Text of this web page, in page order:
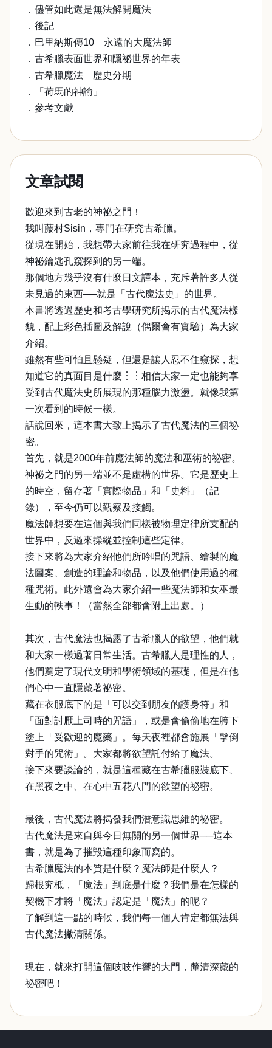
．儘管如此還是無法解開魔法
．後記
．巴里納斯傳10 永遠的大魔法師
．古希臘表面世界和隱祕世界的年表
．古希臘魔法 歷史分期
．「荷馬的神諭」
．參考文獻
文章試閱
歡迎來到古老的神祕之門！
我叫藤村Sisin，專門在研究古希臘。
從現在開始，我想帶大家前往我在研究過程中，從
神祕鑰匙孔窺探到的另一端。
那個地方幾乎沒有什麼日文譯本，充斥著許多人從
未見過的東西──就是「古代魔法史」的世界。
本書將透過歷史和考古學研究所揭示的古代魔法樣
貌，配上彩色插圖及解說（偶爾會有實驗）為大家
介紹。
雖然有些可怕且懸疑，但還是讓人忍不住窺探，想
知道它的真面目是什麼︙︙相信大家一定也能夠享
受到古代魔法史所展現的那種腦力激盪。就像我第
一次看到的時候一樣。
話說回來，這本書大致上揭示了古代魔法的三個祕
密。
首先，就是2000年前魔法師的魔法和巫術的祕密。
神祕之門的另一端並不是虛構的世界。它是歷史上
的時空，留存著「實際物品」和「史料」（記
錄），至今仍可以觀察及接觸。
魔法師想要在這個與我們同樣被物理定律所支配的
世界中，反過來操縱並控制這些定律。
接下來將為大家介紹他們所吟唱的咒語、繪製的魔
法圖案、創造的理論和物品，以及他們使用過的種
種咒術。此外還會為大家介紹一些魔法師和女巫最
生動的軼事！（當然全部都會附上出處。）
其次，古代魔法也揭露了古希臘人的欲望，他們就
和大家一樣過著日常生活。古希臘人是理性的人，
他們奠定了現代文明和學術領域的基礎，但是在他
們心中一直隱藏著祕密。
藏在衣服底下的是「可以交到朋友的護身符」和
「面對討厭上司時的咒語」，或是會偷偷地在胯下
塗上「受歡迎的魔藥」。每天夜裡都會施展「擊倒
對手的咒術」。大家都將欲望託付給了魔法。
接下來要談論的，就是這種藏在古希臘服裝底下、
在黑夜之中、在心中五花八門的欲望的祕密。
最後，古代魔法將揭發我們潛意識思維的祕密。
古代魔法是來自與今日無關的另一個世界──這本
書，就是為了摧毀這種印象而寫的。
古希臘魔法的本質是什麼？魔法師是什麼人？
歸根究柢，「魔法」到底是什麼？我們是在怎樣的
契機下才將「魔法」認定是「魔法」的呢？
了解到這一點的時候，我們每一個人肯定都無法與
古代魔法撇清關係。
現在，就來打開這個吱吱作響的大門，釐清深藏的
祕密吧！